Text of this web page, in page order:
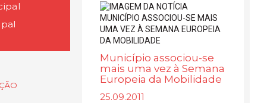
Município associou-se
mais uma vez à Semana
Europeia da Mobilidade
25.09.2011